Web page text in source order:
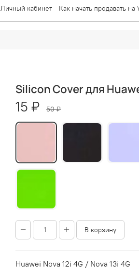
Личный кабинет Как начать продавать
Silicon Cover для
15 ₽ 50 ₽
В корзину
Huawei Nova 12i 4G / Nova 13i 4G